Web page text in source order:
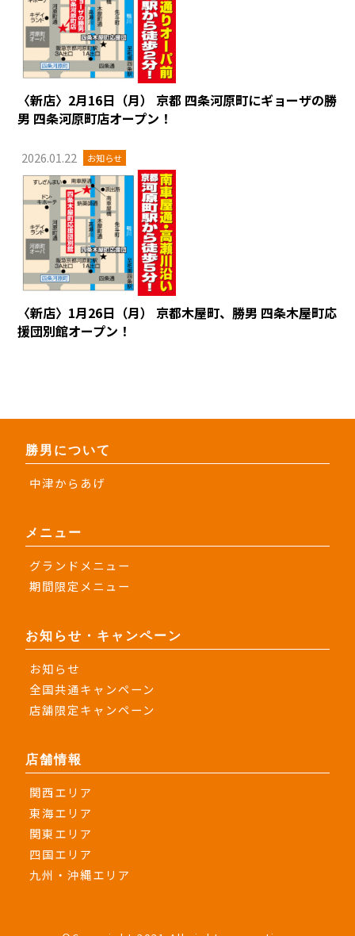
〈新店〉2月16日（月） 京都 四条河原町にギョーザの勝
男 四条河原町店オープン！
2026.01.22 お知らせ
〈新店〉1月26日（月） 京都木屋町、勝男 四条木屋町応
援団別館オープン！
勝男について
中津からあげ
メニュー
グランドメニュー
期間限定メニュー
お知らせ・キャンペーン
お知らせ
全国共通キャンペーン
店舗限定キャンペーン
店舗情報
関西エリア
東海エリア
関東エリア
四国エリア
九州・沖縄エリア